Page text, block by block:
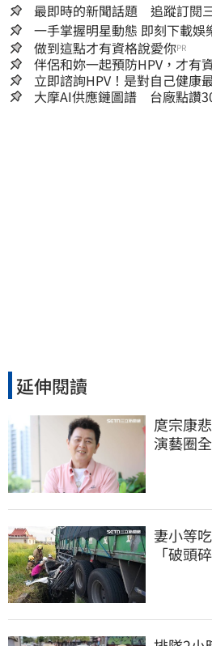
最即時的新聞話題 追蹤訂閱
一手掌握明星動態 即
做到這點才有資格說愛你PR
伴侶和妳一起預防HPV，才有
立即諮詢HPV！是對自己健康
嫌晚！
大摩AI供應鏈圖譜 台廠點讚
延伸閱讀
庹宗康
演藝圈
妻小等
「破頭